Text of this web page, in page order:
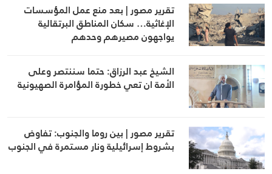
تقرير مصور | بعد منع عمل المؤسسات
الإغاثية… سكان المناطق البرتقالية
يواجهون مصيرهم وحدهم
الشيخ عبد الرزاق: حتما سننتصر وعلى
الأمة ان تعي خطورة المؤامرة الصهيونية
تقرير مصور | بين روما والجنوب: تفاوض
بشروط إسرائيلية ونار مستمرة في الجنوب